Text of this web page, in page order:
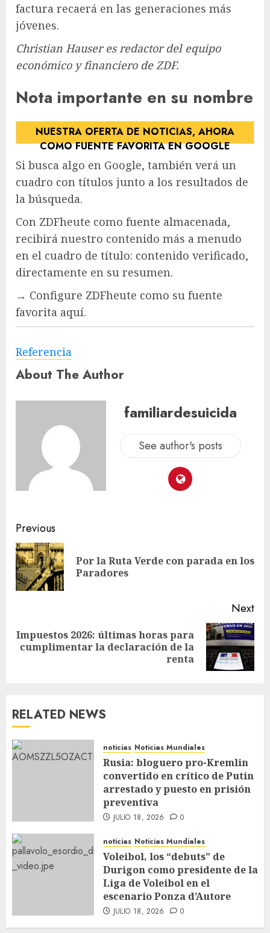
factura recaerá en las generaciones más
jóvenes.
Christian Hauser es redactor del equipo
económico y financiero de ZDF.
Nota importante en su nombre
NUESTRA OFERTA DE NOTICIAS, AHORA
COMO FUENTE FAVORITA EN GOOGLE
Si busca algo en Google, también verá un
cuadro con títulos junto a los resultados de
la búsqueda.
Con ZDFheute como fuente almacenada,
recibirá nuestro contenido más a menudo
en el cuadro de título: contenido verificado,
directamente en su resumen.
→ Configure ZDFheute como su fuente
favorita aquí.
Referencia
About The Author
familiardesuicida
See author's posts
Previous
Por la Ruta Verde con parada en los
Paradores
Next
Impuestos 2026: últimas horas para
cumplimentar la declaración de la
renta
RELATED NEWS
noticias Noticias Mundiales
Rusia: bloguero pro-Kremlin
convertido en crítico de Putin
arrestado y puesto en prisión
preventiva
JULIO 18, 2026 0
noticias Noticias Mundiales
Voleibol, los “debuts” de
Durigon como presidente de la
Liga de Voleibol en el
escenario Ponza d’Autore
JULIO 18, 2026 0